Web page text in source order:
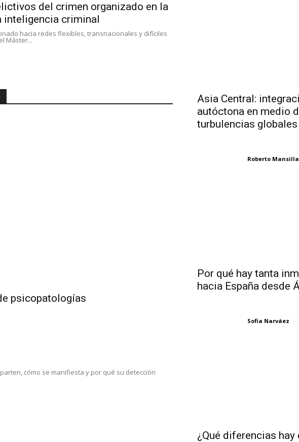
del crimen organizado en la
inteligencia criminal
hacia redes flexibles, transnacionales y difíciles
Máster...
psicopatologías
cómo se manifiesta y por qué su detección
Asia Central:
autóctona en medio
turbulencias globales
Roberto
Por qué hay tanta
hacia España desde
Sofia Narváez
¿Qué diferencias hay